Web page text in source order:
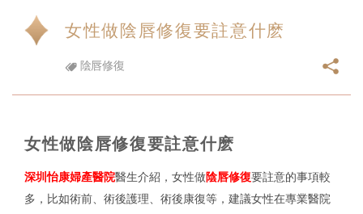
女性做陰唇修復要註意什麽
陰唇修復
女性做陰唇修復要註意什麽
深圳怡康婦產醫院醫生介紹 ， 女性做陰唇修復要註意的事項較
多，比如術前、術後護理、術後康復等，建議女性在專業醫院